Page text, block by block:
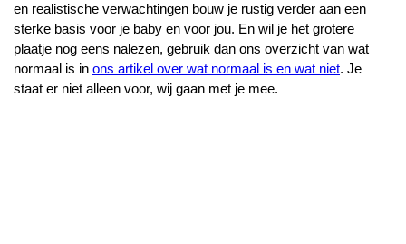
en realistische verwachtingen bouw je rustig verder aan een
sterke basis voor je baby en voor jou. En wil je het grotere
plaatje nog eens nalezen, gebruik dan ons overzicht van wat
normaal is in ons artikel over wat normaal is en wat niet. Je
staat er niet alleen voor, wij gaan met je mee.